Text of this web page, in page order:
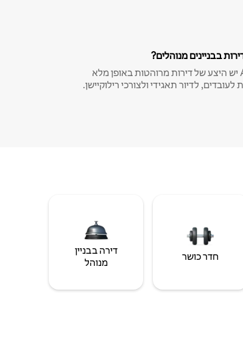
בבניינים מנוהלים?
ב-Airbnb יש היצע של דירות מרוהטות באופן מלא
לדיור תאגידי ולצורכי רילוקיישן.
חדר כושר
דירה בבניין
מנוהל